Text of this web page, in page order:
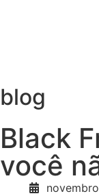
blog
Black
você